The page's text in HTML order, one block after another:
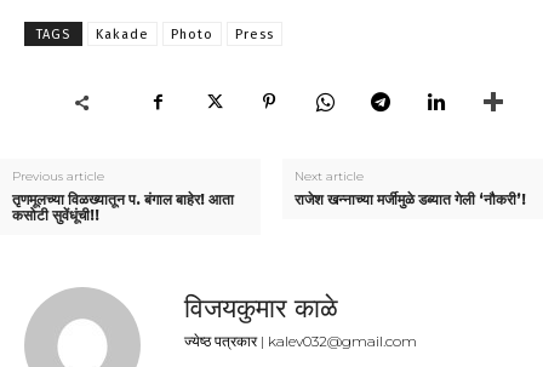
TAGS Kakade Photo Press
Previous article
तृणमूलच्या विळख्यातून प. बंगाल बाहेर! आता
कसोटी सुवेंधूंची!!
Next article
राजेश खन्नाच्या मर्जीमुळे डब्यात गेली ‘नौकरी’!
विजयकुमार काळे
ज्येष्ठ पत्रकार | kalev032@gmail.com